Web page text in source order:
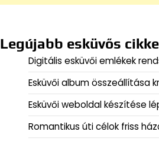
Legújabb esküvős
Digitális esküvői emlékek
Esküvői album összeállítása
Esküvői weboldal készítése
Romantikus úti célok friss